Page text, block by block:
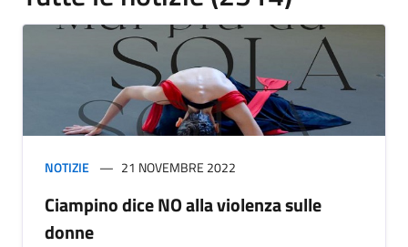
NOTIZIE 21 NOVEMBRE 2022
Ciampino dice NO alla violenza sulle
donne